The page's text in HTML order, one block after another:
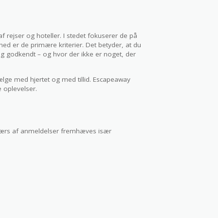
rejser og hoteller. I stedet fokuserer de på
er de primære kriterier. Det betyder, at du
godkendt – og hvor der ikke er noget, der
med hjertet og med tillid. Escapeaway
af anmeldelser fremhæves især